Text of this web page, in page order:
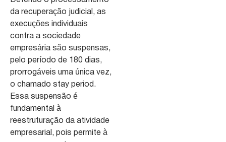
da recuperação judicial, as
execuções individuais
contra a sociedade
empresária são suspensas,
pelo período de 180 dias,
prorrogáveis uma única vez,
o chamado stay period.
Essa suspensão é
fundamental à
reestruturação da atividade
empresarial, pois permite à